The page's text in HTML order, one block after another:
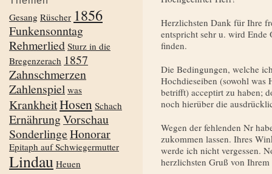
Herzlichsten Dank für Ihre
entspricht sehr u. wird
finden.
Die Bedingungen, welche
Hochdieseiben (sowohl was
betrifft) acceptirt zu haben;
noch hierüber die
Wegen der fehlenden Nr
zukommen lassen. Ihres
werde ich nicht vergessen.
herzlichsten Gruß von Ihrem
Gesang Rüscher 1856
Funkensonntag
Rehmerlied Sturz in die
Bregenzerach 1857
Zahnschmerzen
Zahlenspiel was
KrankheitHosen Schach
ErnährungVorschau
SonderlingeHonorar
Epitaph auf Schwiegermutter
Lindau Heuen